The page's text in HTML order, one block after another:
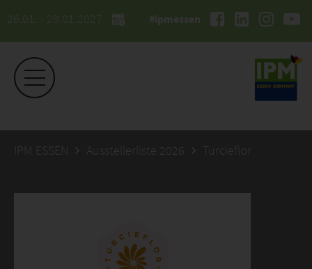
26.01. - 29.01.2027 #ipmessen
IPM ESSEN Ausstellerliste 2026 Turcieflor